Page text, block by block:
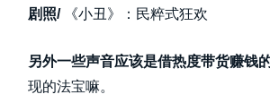
剧照/《小丑》：民粹式狂欢
另外一些声音应该是借热度带货赚钱
现的法宝嘛。